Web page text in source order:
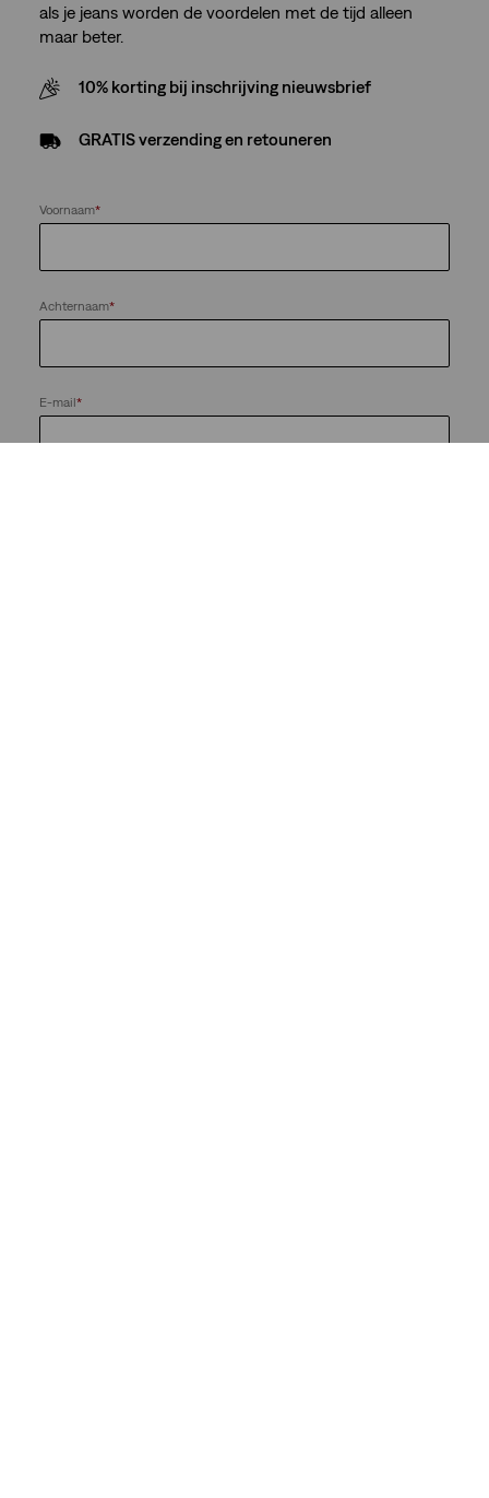
als je jeans worden de voordelen met de tijd alleen
maar beter.
10% korting bij inschrijving nieuwsbrief
GRATIS verzending en retouneren
Voornaam*
Achternaam*
E-mail*